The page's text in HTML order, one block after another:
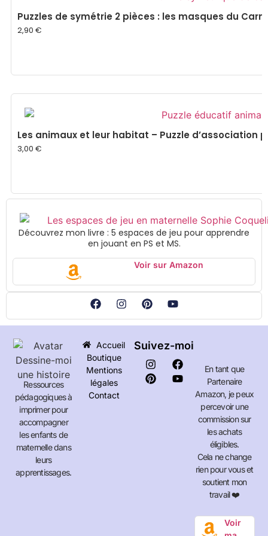
Puzzles de symétrie 2 pièces : les masques du
2,90 €
Les animaux et leur habitat – Puzzle d’association
3,00 €
Découvrez mon livre : 5 espaces de jeu pour apprendre
en jouant en PS et MS.
Voir sur Amazon
Ressources
pédagogiques à
imprimer pour
accompagner
les enfants de
maternelle dans
leurs
apprentissages.
Accueil
Boutique
Mentions
légales
Contact
Suivez-moi
En tant que
Partenaire
Amazon, je peux
percevoir une
commission sur
les achats
éligibles.
Cela ne change
rien pour vous et
soutient mon
travail ❤️
Voir